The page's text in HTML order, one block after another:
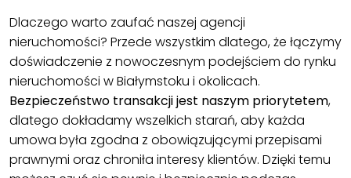
Dlaczego warto zaufać naszej agencji
nieruchomości? Przede wszystkim dlatego, że łączymy
doświadczenie z nowoczesnym podejściem do rynku
nieruchomości w Białymstoku i okolicach.
Bezpieczeństwo transakcji jest naszym priorytetem,
dlatego dokładamy wszelkich starań, aby każda
umowa była zgodna z obowiązującymi przepisami
prawnymi oraz chroniła interesy klientów. Dzięki temu